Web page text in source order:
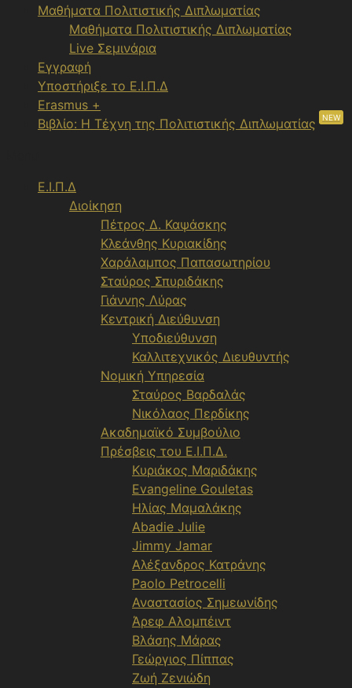
Μαθήματα Πολιτιστικής Διπλωματίας
Μαθήματα Πολιτιστικής Διπλωματίας
Live Σεμινάρια
Εγγραφή
Υποστήριξε το Ε.Ι.Π.Δ
Erasmus +
Βιβλίο: Η Τέχνη της Πολιτιστικής Διπλωματίας
NEW
Ε.Ι.Π.Δ
Διοίκηση
Πέτρος Δ. Καψάσκης
Κλεάνθης Κυριακίδης
Χαράλαμπος Παπασωτηρίου
Σταύρος Σπυριδάκης
Γιάννης Λύρας
Κεντρική Διεύθυνση
Υποδιεύθυνση
Καλλιτεχνικός Διευθυντής
Νομική Υπηρεσία
Σταύρος Βαρδαλάς
Νικόλαος Περδίκης
Ακαδημαϊκό Συμβούλιο
Πρέσβεις του Ε.Ι.Π.Δ.
Κυριάκος Μαριδάκης
Evangeline Gouletas
Ηλίας Μαμαλάκης
Abadie Julie
Jimmy Jamar
Αλέξανδρος Κατράνης
Paolo Petrocelli
Αναστασίος Σημεωνίδης
Άρεφ Αλομπέιντ
Βλάσης Μάρας
Γεώργιος Πίππας
Ζωή Ζενιώδη